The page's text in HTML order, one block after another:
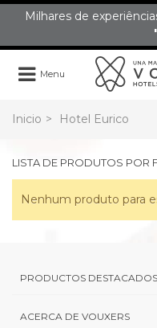
Milhares de
Menu
Inicio > Hotel Eurico
LISTA DE PRODUTOS POR
Nenhum produto para
PRODUCTOS DESTACADOS
ACERCA DE VOUXERS